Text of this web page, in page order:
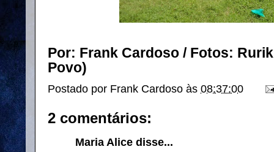
Por: Frank Cardoso / Fotos:
Povo)
Postado por Frank Cardoso às 08:37:00
2 comentários:
Maria Alice disse...